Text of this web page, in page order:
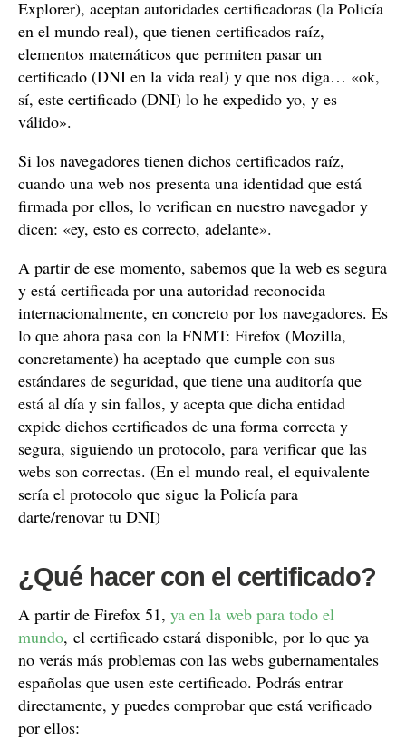
Explorer), aceptan autoridades certificadoras (la Policía
en el mundo real), que tienen certificados raíz,
elementos matemáticos que permiten pasar un
certificado (DNI en la vida real) y que nos diga… «ok,
sí, este certificado (DNI) lo he expedido yo, y es
válido».
Si los navegadores tienen dichos certificados raíz,
cuando una web nos presenta una identidad que está
firmada por ellos, lo verifican en nuestro navegador y
dicen: «ey, esto es correcto, adelante».
A partir de ese momento, sabemos que la web es segura
y está certificada por una autoridad reconocida
internacionalmente, en concreto por los navegadores. Es
lo que ahora pasa con la FNMT: Firefox (Mozilla,
concretamente) ha aceptado que cumple con sus
estándares de seguridad, que tiene una auditoría que
está al día y sin fallos, y acepta que dicha entidad
expide dichos certificados de una forma correcta y
segura, siguiendo un protocolo, para verificar que las
webs son correctas. (En el mundo real, el equivalente
sería el protocolo que sigue la Policía para
darte/renovar tu DNI)
¿Qué hacer con el certificado?
A partir de Firefox 51, ya en la web para todo el
mundo, el certificado estará disponible, por lo que ya
no verás más problemas con las webs gubernamentales
españolas que usen este certificado. Podrás entrar
directamente, y puedes comprobar que está verificado
por ellos: